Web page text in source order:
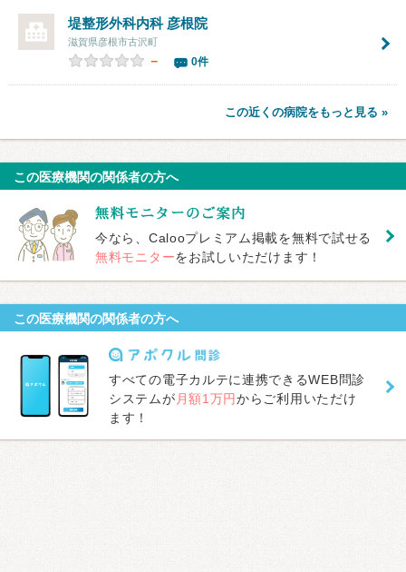
堤整形外科内科 彦根院
滋賀県彦根市古沢町
－ 0件
この近くの病院をもっと見る »
この医療機関の関係者の方へ
今なら、Calooプレミアム掲載を無料で試せる
無料モニターをお試しいただけます！
この医療機関の関係者の方へ
すべての電子カルテに連携できるWEB問診
システムが 月額1万円からご利用いただけ
ます！